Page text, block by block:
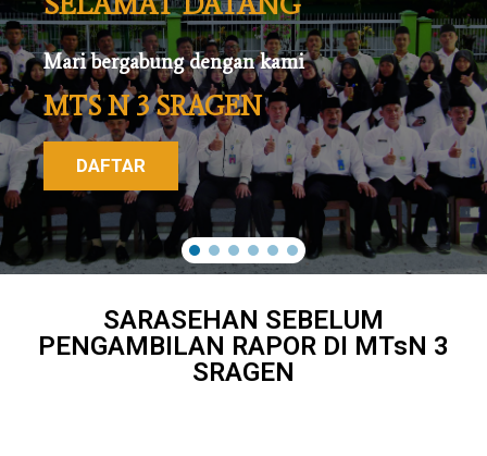
Mari bergabung dengan kami
MTS N 3 SRAGEN
DAFTAR
SARASEHAN SEBELUM
PENGAMBILAN RAPOR DI MTsN 3
SRAGEN